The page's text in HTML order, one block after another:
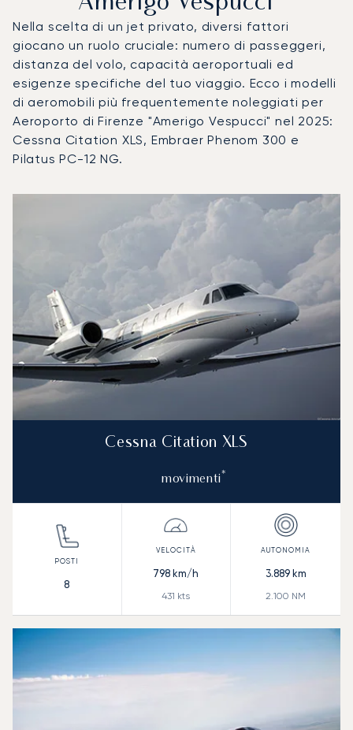
Nella scelta di un jet privato, diversi fattori
giocano un ruolo cruciale: numero di passeggeri,
distanza del volo, capacità aeroportuali ed
esigenze specifiche del tuo viaggio. Ecco i modelli
di aeromobili più frequentemente noleggiati per
Aeroporto di Firenze "Amerigo Vespucci" nel 2025:
Cessna Citation XLS, Embraer Phenom 300 e
Pilatus PC-12 NG.
Modello di aeromobile
Movimenti
Velocità (km/h)
Autonomia (NM)
Cessna Citation XLS
movimenti*
8
798 km/h
431 kts
3.889km
2.100 NM